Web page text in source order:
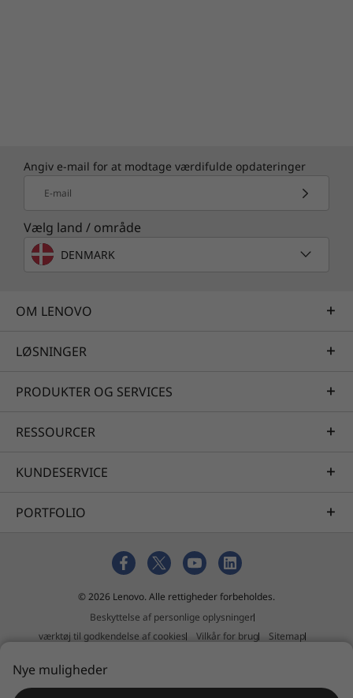
Angiv e-mail for at modtage værdifulde opdateringer
E-mail
Vælg land / område
DENMARK
OM LENOVO
LØSNINGER
PRODUKTER OG SERVICES
RESSOURCER
KUNDESERVICE
PORTFOLIO
© 2026 Lenovo. Alle rettigheder forbeholdes.
Beskyttelse af personlige oplysninger
værktøj til godkendelse af cookies
Vilkår for brug
Sitemap
Erklæring mod slaveri og menneskehandel
Nye muligheder